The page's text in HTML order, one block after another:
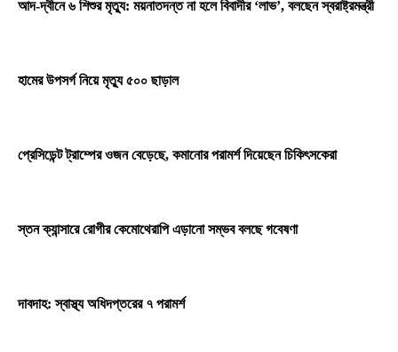
আদ-দ্বীনে ৬ শিশুর মৃত্যু: ময়নাতদন্ত না হলে বিবাদীর ‘লাভ’, বলছেন স্বরাষ্ট্রমন্ত্রী
হামের উপসর্গ নিয়ে মৃত্যু ৫০০ ছাড়াল
প্রেসিডেন্ট ট্রাম্পের ওজন বেড়েছে, কমানোর পরামর্শ দিয়েছেন চিকিৎসকেরা
স্তন ক্যান্সারে রোগীর কেমোথেরাপি এড়ানো সম্ভব বলছে গবেষণা
দাবদাহ: স্বাস্থ্য অধিদপ্তরের ৭ পরামর্শ